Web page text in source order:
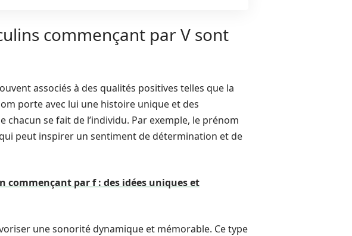
commençant par V sont
associés à des qualités positives telles que la
porte avec lui une histoire unique et des
se fait de l’individu. Par exemple, le prénom
peut inspirer un sentiment de détermination et de
commençant par f : des idées uniques et
une sonorité dynamique et mémorable. Ce type